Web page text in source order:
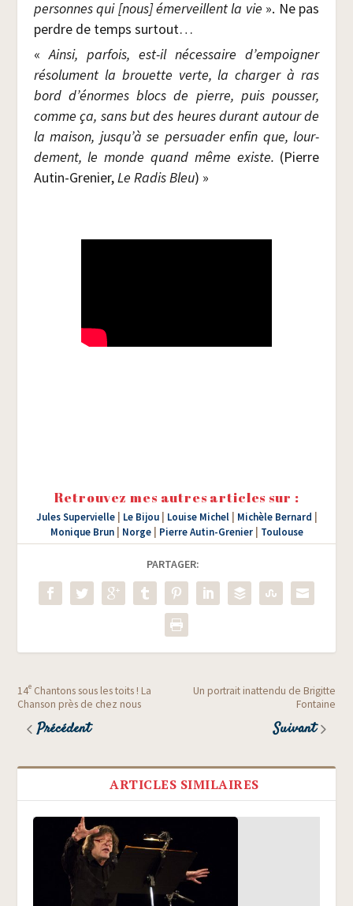
per­sonnes qui [nous] émer­veillent la vie ». Ne pas
perdre de temps surtout…
«Ain­si, par­fois, est-il néces­saire d’empoigner
réso­lu­ment la brouette verte, la char­ger à ras
bord d’énormes blocs de pierre, puis pous­ser,
comme ça, sans but des heures durant autour de
la mai­son, jusqu’à se per­sua­der enfin que, lour­
de­ment, le monde quand même existe. (Pierre
Autin-Gre­nier, Le Radis Bleu) »
Retrouvez mes autres articles sur :
Jules Supervielle| Le Bijou| Louise Michel| Michèle Bernard
Monique Brun| Norge| Pierre Autin-Grenier| Toulouse
PARTAGER:
14e Chantons sous les toits ! La
Chanson près de chez nous
Précédent
Un portrait inattendu de Brigitte
Fontaine
Suivant
ARTICLES SIMILAIRES